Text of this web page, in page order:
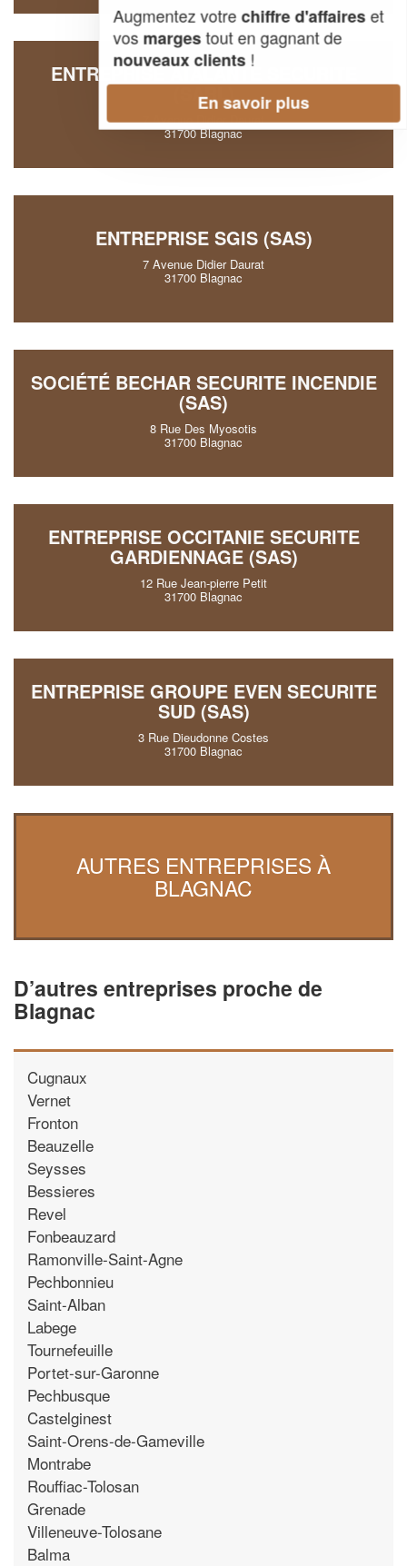
ENTREPRISE ATALANTE SECURITE
(SARL)
7 Avenue Didier Daurat
31700 Blagnac
ENTREPRISE SGIS (SAS)
7 Avenue Didier Daurat
31700 Blagnac
SOCIÉTÉ BECHAR SECURITE INCENDIE
(SAS)
8 Rue Des Myosotis
31700 Blagnac
ENTREPRISE OCCITANIE SECURITE
GARDIENNAGE (SAS)
12 Rue Jean-pierre Petit
31700 Blagnac
ENTREPRISE GROUPE EVEN SECURITE
SUD (SAS)
3 Rue Dieudonne Costes
31700 Blagnac
AUTRES ENTREPRISES À
BLAGNAC
D’autres entreprises proche de
Blagnac
Cugnaux
Vernet
Fronton
Beauzelle
Seysses
Bessieres
Revel
Fonbeauzard
Ramonville-Saint-Agne
Pechbonnieu
Saint-Alban
Labege
Tournefeuille
Portet-sur-Garonne
Pechbusque
Castelginest
Saint-Orens-de-Gameville
Montrabe
Rouffiac-Tolosan
Grenade
Villeneuve-Tolosane
Balma
Augmentez votrechiffre d'affaireset
vos margestout en gagnant de
nouveaux clients!
En savoir plus